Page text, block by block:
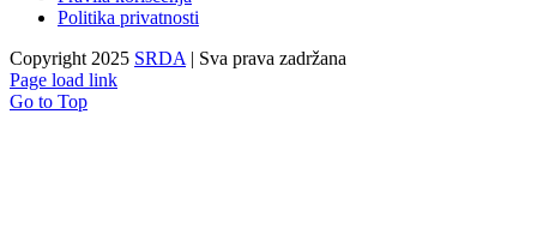
Politika privatnosti
Copyright 2025 SRDA | Sva prava zadržana
Page load link
Go to Top